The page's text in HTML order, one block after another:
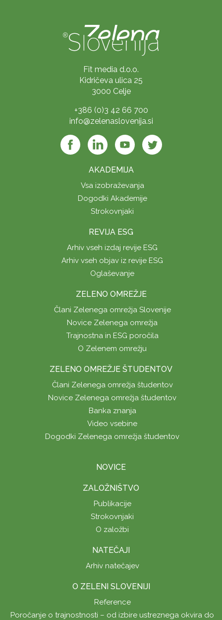
Fit media d.o.o.
Kidričeva ulica 25
3000 Celje
+386 (0)3 42 66 700
info@zelenaslovenija.si
AKADEMIJA
Vsa izobraževanja
Dogodki Akademije
Strokovnjaki
REVIJA ESG
Arhiv vseh izdaj revije ESG
Arhiv vseh objav iz revije ESG
Oglaševanje
ZELENO OMREŽJE
Člani Zelenega omrežja Slovenije
Novice Zelenega omrežja
Trajnostna in ESG poročila
O Zelenem omrežju
ZELENO OMREŽJE ŠTUDENTOV
Člani Zelenega omrežja študentov
Novice Zelenega omrežja študentov
Banka znanja
Video vsebine
Dogodki Zelenega omrežja študentov
NOVICE
ZALOŽNIŠTVO
Publikacije
Strokovnjaki
O založbi
NATEČAJI
Arhiv natečajev
O ZELENI SLOVENIJI
Reference
Poročanje o trajnostnosti – od izbire ustreznega okvira do